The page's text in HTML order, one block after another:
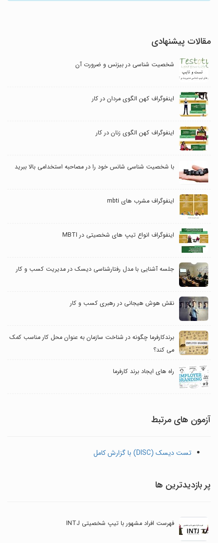
مقالات پیشنهادی
شخصیت شناسی در بیزنس و ضرورت آن
اینفوگراف کهن الگوی مردان در کار
اینفوگراف کهن الگوی زنان در کار
با شخصیت شناسی شانس خود را در مصاحبه استخدامی بالا ببرید
اینفوگراف مشرب های mbti
اینفوگراف انواع تیپ های شخصیتی در MBTI
جلسه آشنایی با مدل رفتارشناسی دیسک در مدیریت کسب و کار
نقش هوش هیجانی در رهبری کسب و کار
برندکارفرما چگونه در شناخت سازمان به عنوان محل کار مناسب کمک
می کند؟
راه های ایجاد برند کارفرما
آزمون های مرتبط
تست دیسک (DISC) با گزارش کامل
پر بازدیدترین ها
فهرست افراد مشهور با تیپ شخصیتی INTJ